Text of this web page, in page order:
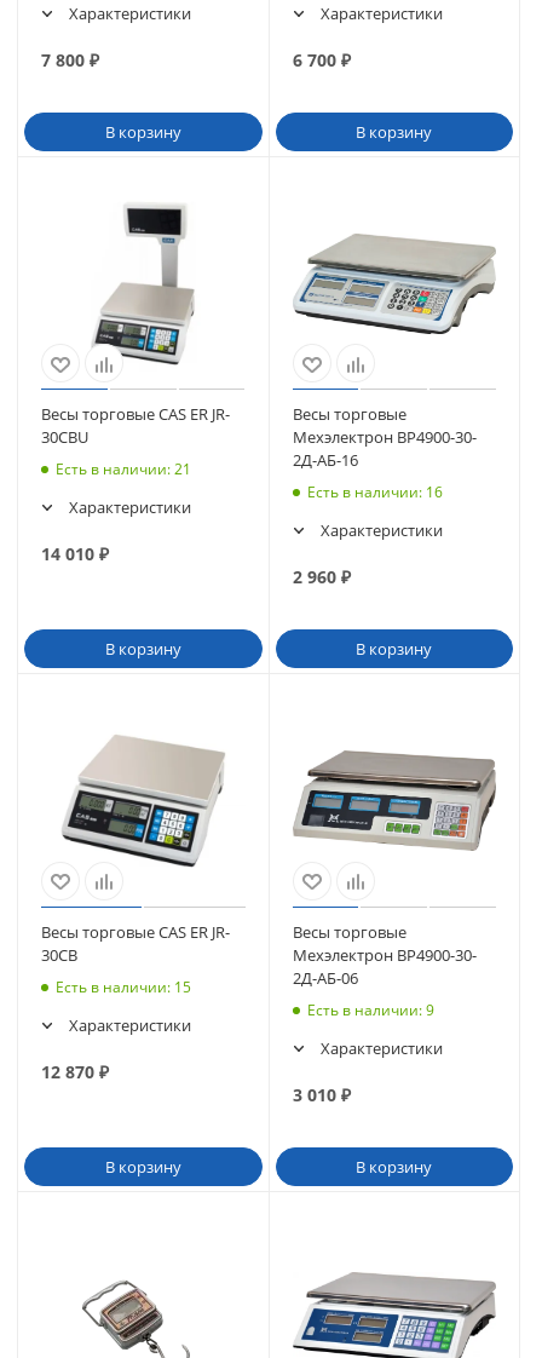
Характеристики
7 800 ₽
В корзину
Характеристики
6 700₽
В корзину
Весы торговые CAS ER JR-
30CBU
Есть в наличии: 21
Характеристики
14 010 ₽
В корзину
Весы торговые
Мехэлектрон ВР4900-30-
2Д-АБ-16
Есть в наличии: 16
Характеристики
2 960₽
В корзину
Весы торговые CAS ER JR-
30СВ
Есть в наличии: 15
Характеристики
12 870 ₽
В корзину
Весы торговые
Мехэлектрон ВР4900-30-
2Д-АБ-06
Есть в наличии: 9
Характеристики
3 010₽
В корзину